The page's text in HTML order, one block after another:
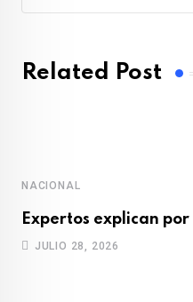
Related Post
NACIONAL
Expertos explican
JULIO 28, 2026